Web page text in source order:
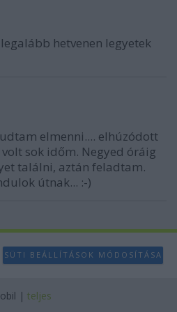
hetvenen legyetek
elmenni.... elhúzódott
sok időm. Negyed óráig
találni, aztán feladtam.
útnak... :-)
SÜTI BEÁLLÍTÁSOK MÓDOSÍTÁSA
| teljes